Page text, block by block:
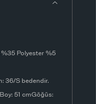
Polyester %5
36/S bedendir.
51 cmGöğüs: